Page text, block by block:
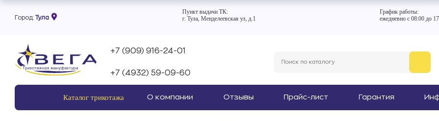
Город: Тула
Пункт выдачи ТК:
г. Тула, Менделеевская ул, д.1
График работы:
ежедневно с 08:00 до
+7 (909) 916-24-01
+7 (4932) 59-09-60
Каталог трикотажа О компании Отзывы Прайс-лист Гарантия